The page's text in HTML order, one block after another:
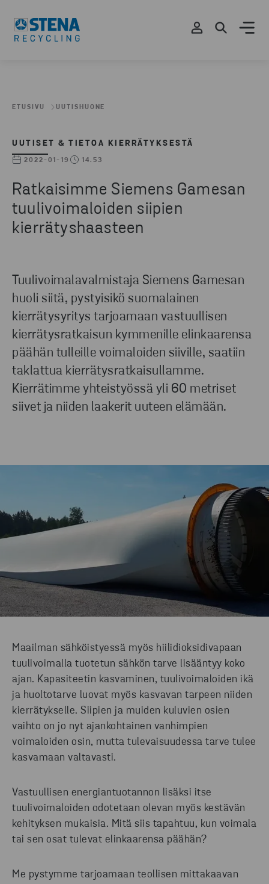
ETUSIVU UUTISHUONE
UUTISET & TIETOA KIERRÄTYKSESTÄ
2022-01-19 14.53
Ratkaisimme Siemens Gamesan
tuulivoimaloiden siipien
kierrätyshaasteen
Tuulivoimalavalmistaja Siemens Gamesan
huoli siitä, pystyisikö suomalainen
kierrätysyritys tarjoamaan vastuullisen
kierrätysratkaisun kymmenille elinkaarensa
päähän tulleille voimaloiden siiville, saatiin
taklattua kierrätysratkaisullamme.
Kierrätimme yhteistyössä yli 60 metriset
siivet ja niiden laakerit uuteen elämään.
Maailman sähköistyessä myös hiilidioksidivapaan
tuulivoimalla tuotetun sähkön tarve lisääntyy koko
ajan. Kapasiteetin kasvaminen, tuulivoimaloiden ikä
ja huoltotarve luovat myös kasvavan tarpeen niiden
kierrätykselle. Siipien ja muiden kuluvien osien
vaihto on jo nyt ajankohtainen vanhimpien
voimaloiden osin, mutta tulevaisuudessa tarve tulee
kasvamaan valtavasti.
Vastuullisen energiantuotannon lisäksi itse
tuulivoimaloiden odotetaan olevan myös kestävän
kehityksen mukaisia. Mitä siis tapahtuu, kun voimala
tai sen osat tulevat elinkaarensa päähän?
Me pystymme tarjoamaan teollisen mittakaavan